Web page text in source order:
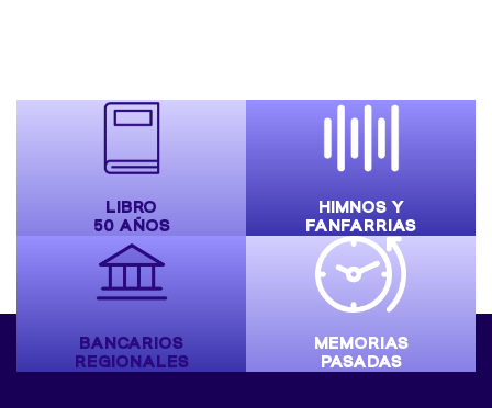
LIBRO
50 AÑOS
HIMNOS Y
FANFARRIAS
BANCARIOS
REGIONALES
MEMORIAS
PASADAS